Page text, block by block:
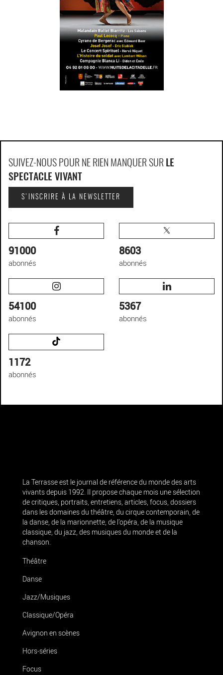
SUIVEZ-NOUS POUR NE RIEN MANQUER SUR LE
SPECTACLE VIVANT
S'INSCRIRE À LA NEWSLETTER
91000
abonnés
8603
abonnés
54100
abonnés
5367
abonnés
1172
abonnés
La Terrasse est le journal de référence du monde des arts
vivants depuis 1992. Il propose chaque mois une sélection
de critiques, portraits, entretiens, articles, focus, dossiers
dans les domaines du théâtre, du cirque contemporain, de
la danse, de la marionnette, de l’opéra, de la musique
classique, du jazz, des musiques du monde et de la
chanson.
Théâtre
Danse
Jazz/Musiques
Classique/Opéra
Avignon en scènes
Hors-séries
Focus